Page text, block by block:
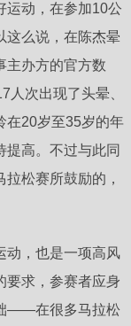
运动，在参加10公
这么说，在陈杰晕
主办方的官方数
人次出现了头晕、
在20岁至35岁的年
提高。不过与此同
松赛所鼓励的，
动，也是一项高风
要求，参赛者应身
——在很多马拉松